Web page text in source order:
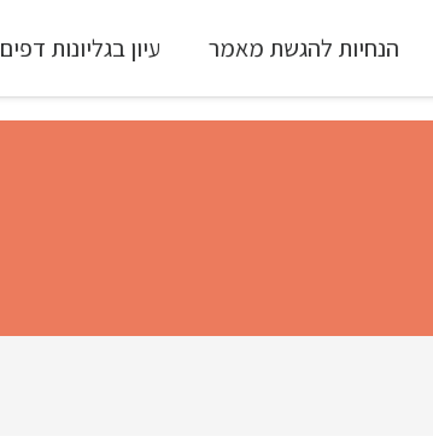
הנחיות להגשת מאמר עיון בגליונות דפים